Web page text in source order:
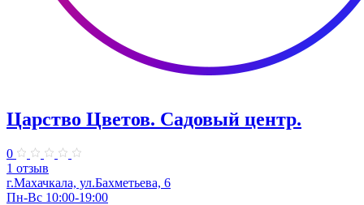
Царство Цветов. Садовый центр.
0
1 отзыв
г.Махачкала, ул.Бахметьева, 6
Пн-Вс 10:00-19:00